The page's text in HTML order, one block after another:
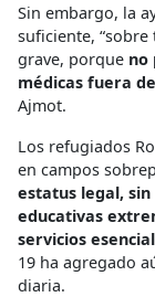
Sin embargo, la
suficiente,
grave, porque no
médicas fuera
Ajmot.
Los refugiados
en campos
estatus legal,
educativas
servicios
19 ha agregado
diaria.